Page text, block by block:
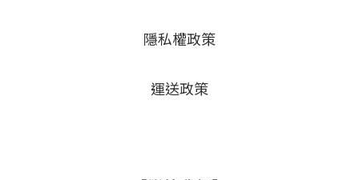
隱私權政策
運送政策